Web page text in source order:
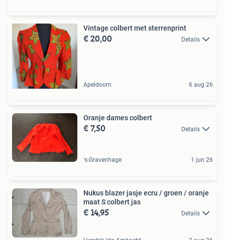
Vintage colbert met sterrenprint
€ 20,00 Details
Apeldoorn 6 aug 26
Oranje dames colbert
€ 7,50 Details
's-Gravenhage 1 jun 26
Nukus blazer jasje ecru / groen / oranje
maat S colbert jas
€ 14,95 Details